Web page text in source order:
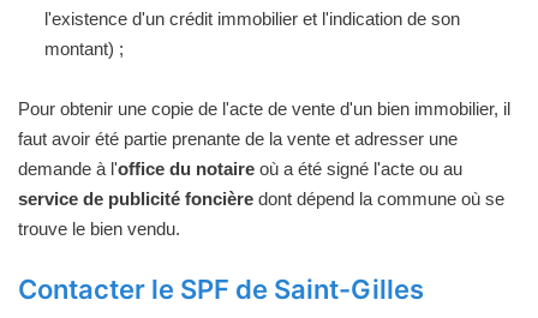
l'existence d'un crédit immobilier et l'indication de son
montant) ;
Pour obtenir une copie de l'acte de vente d'un bien immobilier, il
faut avoir été partie prenante de la vente et adresser une
demande à l'office du notaire où a été signé l'acte ou au
service de publicité foncière dont dépend la commune où se
trouve le bien vendu.
Contacter le SPF de Saint-Gilles